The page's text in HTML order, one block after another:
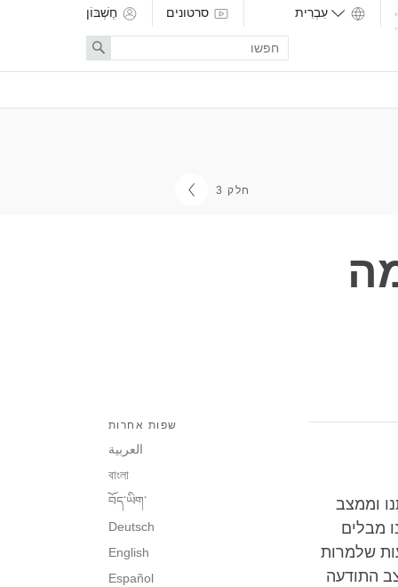
סרטונים חֶשְׁבּוֹן
Enter
search
term
Search
חלק 3
שפות אחרות
العربية
বাংলা
བོད་ཡིག་
Deutsch
English
Español
וממצב
מבלים
שלמרות
התודעה